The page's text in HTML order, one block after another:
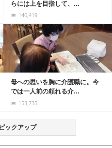
らには上を目指して、...
146,419
母への思いを胸に介護職に。今
では一人前の頼れる介...
153,735
ックアップ